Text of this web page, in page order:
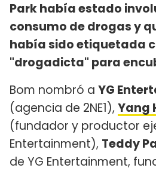
Park había estado
consumo de drogas y
había sido etiquetada
"drogadicta" para
Bom nombró a YG
(agencia de 2NE1), Yang
(fundador y productor
Entertainment), Teddy
de YG Entertainment,